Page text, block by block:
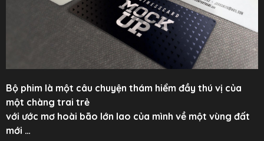
Bộ phim là một câu chuyện thám hiểm đầy thú vị của
một chàng trai trẻ
với ước mơ hoài bão lớn lao của mình về một vùng đất
mới …